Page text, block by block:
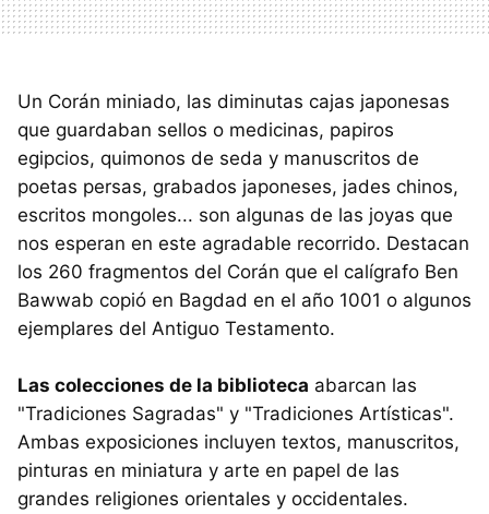
Un Corán miniado, las diminutas cajas japonesas
que guardaban sellos o medicinas, papiros
egipcios, quimonos de seda y manuscritos de
poetas persas, grabados japoneses, jades chinos,
escritos mongoles... son algunas de las joyas que
nos esperan en este agradable recorrido. Destacan
los 260 fragmentos del Corán que el calígrafo Ben
Bawwab copió en Bagdad en el año 1001 o algunos
ejemplares del Antiguo Testamento.
Las colecciones de la biblioteca abarcan las
"Tradiciones Sagradas" y "Tradiciones Artísticas".
Ambas exposiciones incluyen textos, manuscritos,
pinturas en miniatura y arte en papel de las
grandes religiones orientales y occidentales.